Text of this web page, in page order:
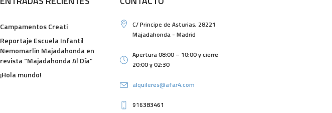
Campamentos Creati
Reportaje Escuela Infantil
Nemomarlin Majadahonda en
revista “Majadahonda Al Día”
¡Hola mundo!
C/ Principe de Asturias, 28221
Majadahonda - Madrid
Apertura 08:00 – 10:00 y cierre
20:00 y 02:30
alquileres@afar4.com
916383461